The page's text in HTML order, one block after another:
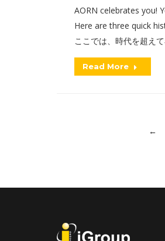
AORN celebrates you!
Here are three quick
ここでは、時代を超え
Read More
←